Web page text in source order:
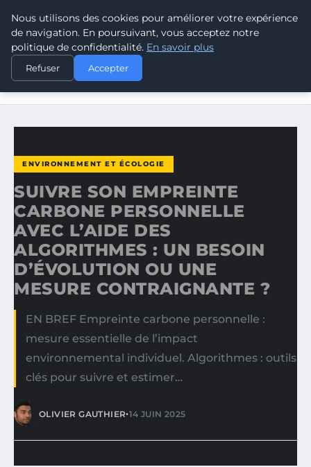
CLIMATE GUARDIAN
ACCUEIL
ENVIRONNEMENT ET ÉCOLOGIE
SUIVRE SON EMPREINTE CARBONE PERSONNELLE AVEC
ENVIRONNEMENT ET ÉCOLOGIE
SUIVRE SON EMPREINTE
CARBONE PERSONNELLE
AVEC L’AIDE DES
ALGORITHMES : UN BESOIN
D’ÉVOLUTION OU UNE
MESURE CONTRAIGNANTE ?
EN BREF Empreinte carbone personnelle :
mesure essentielle de l’impact
environnemental individuel. Algorithmes : outils
clés pour suivre et estimer…
OLIVIER GAUTHIER•14 JUIN 2025
Nous utilisons des cookies pour améliorer votre expérience
de navigation. En poursuivant, vous acceptez notre
politique de confidentialité. En savoir plus
Refuser Accepter